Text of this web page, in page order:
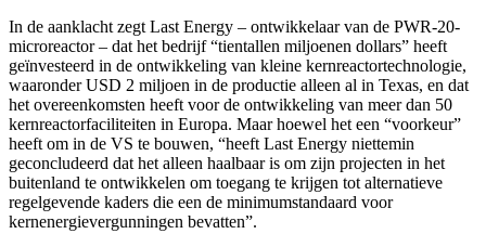
In de aanklacht zegt Last Energy – ontwikkelaar van de PWR-20-
microreactor – dat het bedrijf “tientallen miljoenen dollars” heeft
geïnvesteerd in de ontwikkeling van kleine kernreactortechnologie,
waaronder USD 2 miljoen in de productie alleen al in Texas, en dat
het overeenkomsten heeft voor de ontwikkeling van meer dan 50
kernreactorfaciliteiten in Europa. Maar hoewel het een “voorkeur”
heeft om in de VS te bouwen, “heeft Last Energy niettemin
geconcludeerd dat het alleen haalbaar is om zijn projecten in het
buitenland te ontwikkelen om toegang te krijgen tot alternatieve
regelgevende kaders die een de minimumstandaard voor
kernenergievergunningen bevatten”.